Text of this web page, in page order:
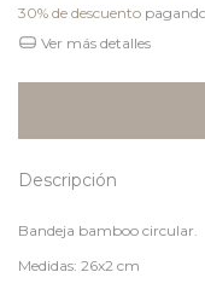
30% de descuento
Ver más detalles
Descripción
Bandeja bamboo circular.
Medidas: 26x2 cm